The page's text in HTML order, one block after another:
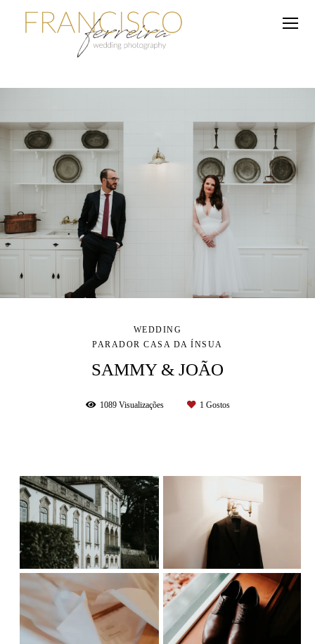
WEDDING
PARADOR CASA DA ÍNSUA
SAMMY & JOÃO
1089Visualizações 1 Gostos